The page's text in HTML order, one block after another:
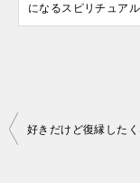
になるスピリチュア
投